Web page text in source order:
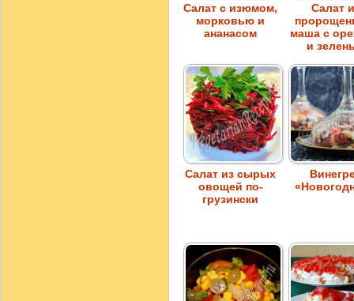
Салат с изюмом,
морковью и
ананасом
Салат
маша с
и
Салат из сырых
овощей по-
грузински